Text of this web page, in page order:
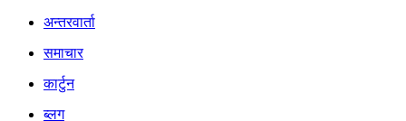
अन्तरवार्ता
समाचार
कार्टुन
ब्लग